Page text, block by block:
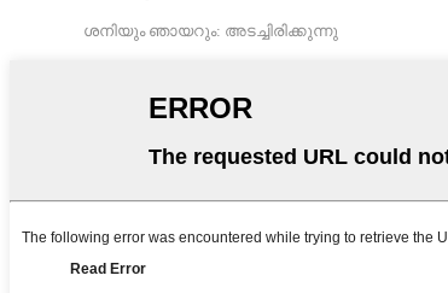
ശനിയും ഞായറും: അടച്ചിരിക്കുന്നു